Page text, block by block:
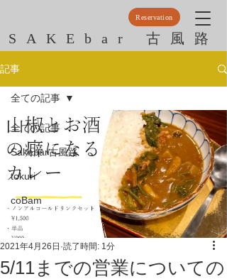
Reservation
SAKEbar 古風路
記事
全ての記事
Sakebar古風路
tokuri
coBam
全ての記事
5/11までの営業についての
2021年4月26日 読了時間: 1分